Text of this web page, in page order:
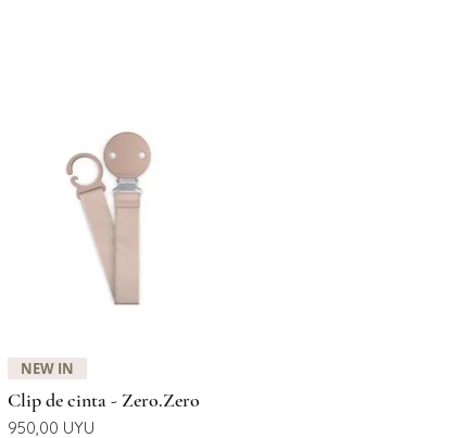
NEW IN
Clip de cinta - Zero.Zero
Precio
950,00 UYU